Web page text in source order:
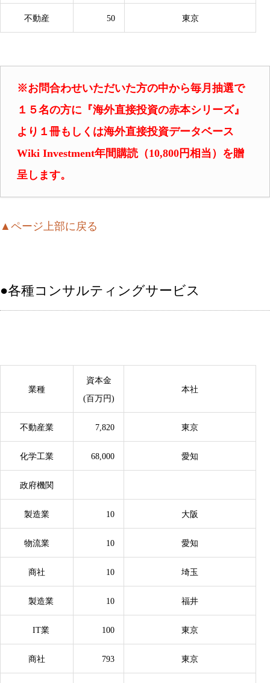
不動産 50 東京
※お問合わせいただいた方の中から毎月抽選で
１５名の方に『海外直接投資の赤本シリーズ』
より １冊もしくは海外直接投資データベース
Wiki Investment年間購読（10,800円相当）を贈
呈します。
▲ページ上部に戻る
●各種コンサルティングサービス
業種
資本金
(百万円)
本社
不動産業 7,820 東京
化学工業 68,000 愛知
政府機関
製造業 10 大阪
物流業 10 愛知
商社 10 埼玉
製造業 10 福井
IT業 100 東京
商社 793 東京